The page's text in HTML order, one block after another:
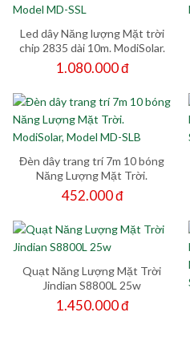
Led dây Năng lượng Mặt trời
chip 2835 dài 10m. ModiSolar.
Model MD-SSL
1.080.000 đ
Đèn dây trang trí 7m 10 bóng
Năng Lượng Mặt Trời.
ModiSolar, Model MD-SLB
452.000 đ
Quạt Năng Lượng Mặt Trời
Jindian S8800L 25w
1.450.000 đ